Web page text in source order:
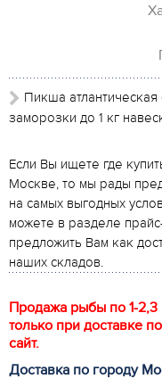
Пикша
заморозки до 1 кг
Если Вы ищете где
Москве, то мы рады
на самых выгодных
можете в разделе
предложить Вам как
наших складов.
Продажа рыбы по 1-2,3
только при доставке
сайт.
Доставка по городу